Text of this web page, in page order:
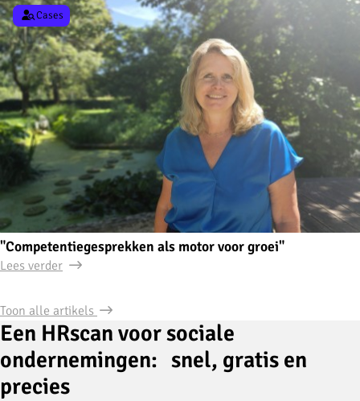
"Competentiegesprekken als motor voor groei"
Cases
Lees verder
Toon alle artikels
Een HRscan voor sociale
ondernemingen: snel, gratis en
precies